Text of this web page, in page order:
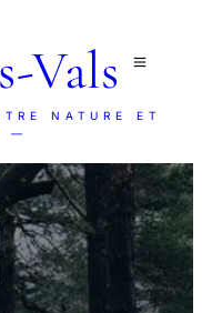
Vals
NATURE ET
—